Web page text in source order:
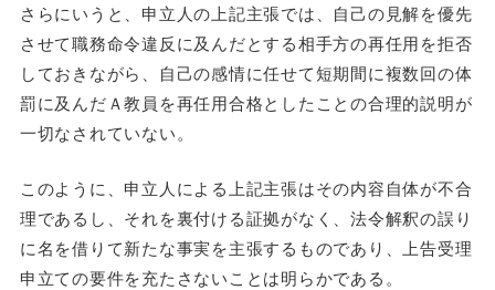
さらにいうと、申立人の上記主張では、自己の見解を優先
させて職務命令違反に及んだとする相手方の再任用を拒否
しておきながら、自己の感情に任せて短期間に複数回の体
罰に及んだＡ教員を再任用合格としたことの合理的説明が
一切なされていない。
このように、申立人による上記主張はその内容自体が不合
理であるし、それを裏付ける証拠がなく、法令解釈の誤り
に名を借りて新たな事実を主張するものであり、上告受理
申立ての要件を充たさないことは明らかである。